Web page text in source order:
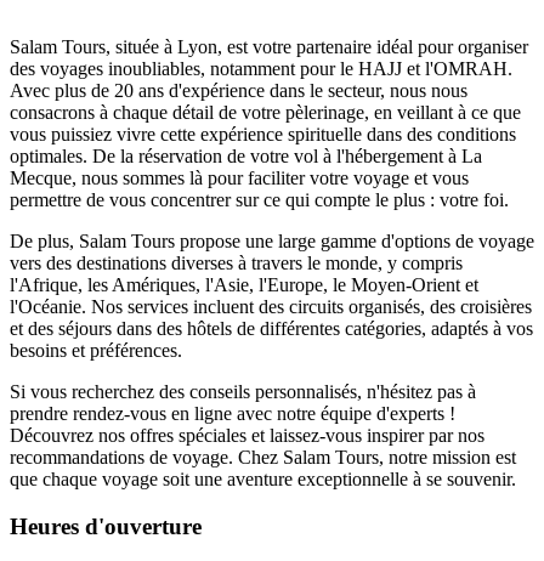
Salam Tours, située à Lyon, est votre partenaire idéal pour organiser
des voyages inoubliables, notamment pour le HAJJ et l'OMRAH.
Avec plus de 20 ans d'expérience dans le secteur, nous nous
consacrons à chaque détail de votre pèlerinage, en veillant à ce que
vous puissiez vivre cette expérience spirituelle dans des conditions
optimales. De la réservation de votre vol à l'hébergement à La
Mecque, nous sommes là pour faciliter votre voyage et vous
permettre de vous concentrer sur ce qui compte le plus : votre foi.
De plus, Salam Tours propose une large gamme d'options de voyage
vers des destinations diverses à travers le monde, y compris
l'Afrique, les Amériques, l'Asie, l'Europe, le Moyen-Orient et
l'Océanie. Nos services incluent des circuits organisés, des croisières
et des séjours dans des hôtels de différentes catégories, adaptés à vos
besoins et préférences.
Si vous recherchez des conseils personnalisés, n'hésitez pas à
prendre rendez-vous en ligne avec notre équipe d'experts !
Découvrez nos offres spéciales et laissez-vous inspirer par nos
recommandations de voyage. Chez Salam Tours, notre mission est
que chaque voyage soit une aventure exceptionnelle à se souvenir.
Heures d'ouverture